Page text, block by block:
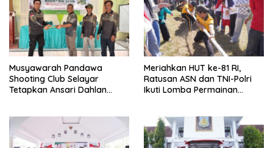
Musyawarah Pandawa
Shooting Club Selayar
Tetapkan Ansari Dahlan
Meriahkan HUT ke-81 RI,
Ratusan ASN dan TNI-Polri
Ikuti Lomba Permainan